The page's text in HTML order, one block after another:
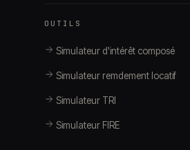
OUTILS
Simulateur d'intérêt composé
Simulateur remdement locatif
Simulateur TRI
Simulateur FIRE